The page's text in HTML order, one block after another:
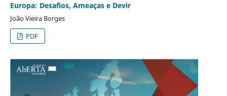
Europa: Desafios, Ameaças e Devir
João Vieira Borges
PDF